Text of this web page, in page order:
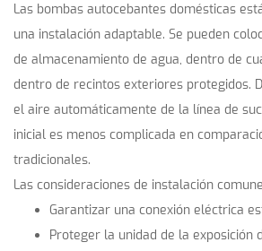
Las bombas autocebantes domésticas
una instalación adaptable. Se pueden
de almacenamiento de agua, dentro de
dentro de recintos exteriores protegidos.
el aire automáticamente de la línea de
inicial es menos complicada en
tradicionales.
Las consideraciones de instalación
Garantizar una conexión eléctrica
Proteger la unidad de la exposición